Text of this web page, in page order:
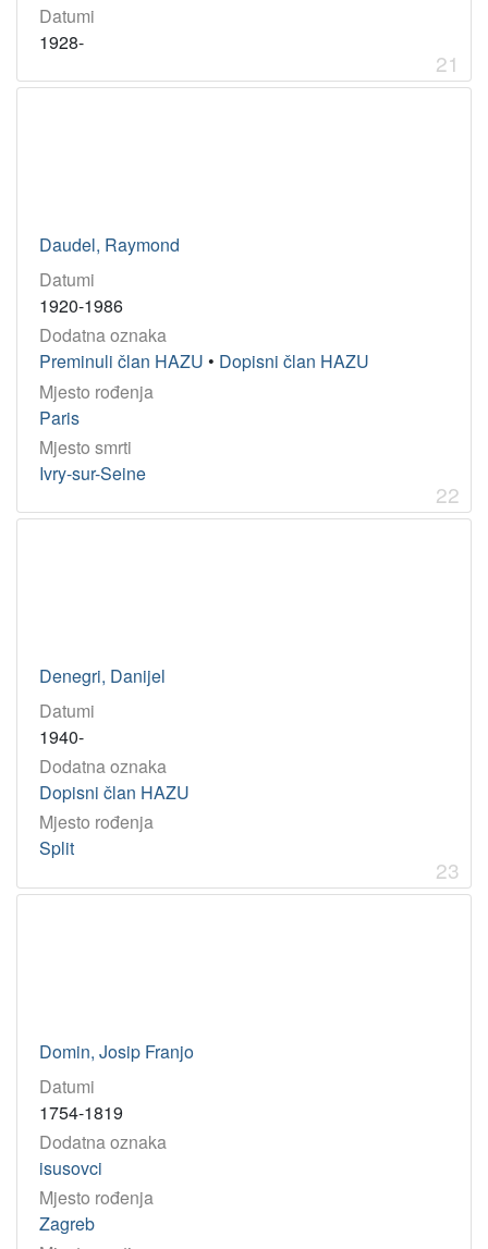
Datumi
1928-
21
Daudel, Raymond
Datumi
1920-1986
Dodatna oznaka
Preminuli član HAZU • Dopisni član HAZU
Mjesto rođenja
Paris
Mjesto smrti
Ivry-sur-Seine
22
Denegri, Danijel
Datumi
1940-
Dodatna oznaka
Dopisni član HAZU
Mjesto rođenja
Split
23
Domin, Josip Franjo
Datumi
1754-1819
Dodatna oznaka
isusovci
Mjesto rođenja
Zagreb